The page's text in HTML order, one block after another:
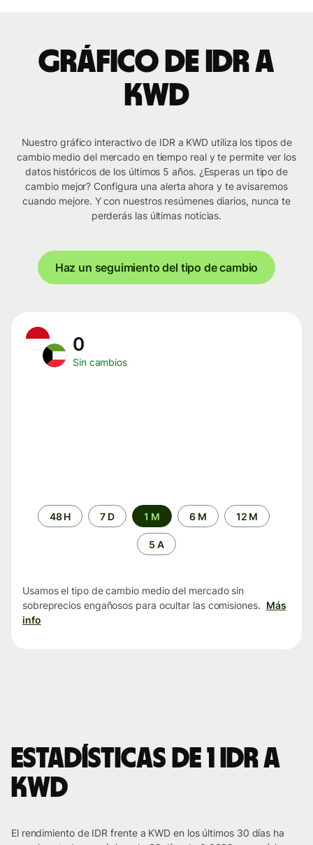
Gráfico de IDR a
KWD
Nuestro gráfico interactivo de IDR a KWD utiliza los tipos de
cambio medio del mercado en tiempo real y te permite ver los
datos históricos de los últimos 5 años. ¿Esperas un tipo de
cambio mejor? Configura una alerta ahora y te avisaremos
cuando mejore. Y con nuestros resúmenes diarios, nunca te
perderás las últimas noticias.
Haz un seguimiento del tipo de cambio
0
Sin cambios
Periodo48 H 7 D 1 M 6 M 12 M
5 A
Usamos el tipo de cambio medio del mercado sin
sobreprecios engañosos para ocultar las comisiones. Más
info
Estadísticas de 1 IDR a
KWD
El rendimiento de IDR frente a KWD en los últimos 30 días ha